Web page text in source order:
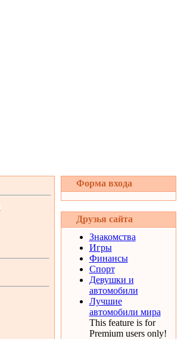
Форма входа
Друзья сайта
Знакомства
Игры
Финансы
Спорт
Девушки и
автомобили
Лучшие
автомобили мира
This feature is for
Premium users only!